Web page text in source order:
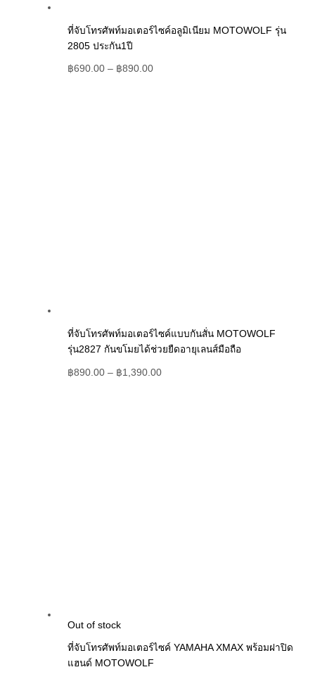
ที่จับโทรศัพท์มอเตอร์ไซค์อลูมิเนียม MOTOWOLF รุ่น
2805 ประกัน1ปี
฿690.00 – ฿890.00
ที่จับโทรศัพท์มอเตอร์ไซค์แบบกันสั่น MOTOWOLF
รุ่น2827 กันขโมยได้ช่วยยืดอายุเลนส์มือถือ
฿890.00 – ฿1,390.00
Out of stock
ที่จับโทรศัพท์มอเตอร์ไซค์ YAMAHA XMAX พร้อมฝาปิด
แฮนด์ MOTOWOLF